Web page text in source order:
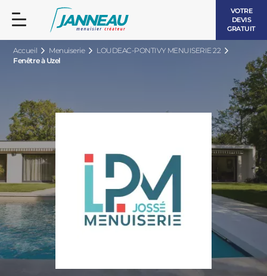
VOTRE
DEVIS
GRATUIT
Accueil Menuiserie
LOUDEAC-PONTIVY MENUISERIE 22
Fenêtre à Uzel
FENÊTRES ET PORTES-FENÊTRES
BOIS
BAIES VITRÉES
PORTES D’ENTRÉELES INTEMPORELLES
VOLETS ROULANTS
PERGOLAS